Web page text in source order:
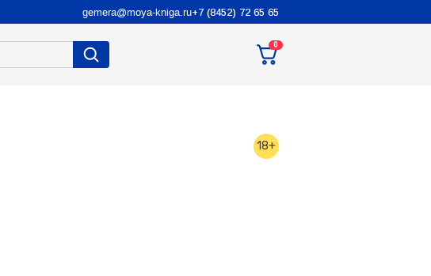
gemera@moya-kniga.ru+7 (8452) 72 65 65
0
18+